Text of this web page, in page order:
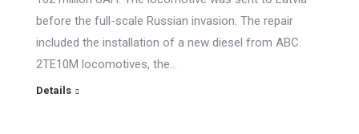
before the full-scale Russian invasion. The repair
included the installation of a new diesel from ABC.
2TE10M locomotives, the…
Details